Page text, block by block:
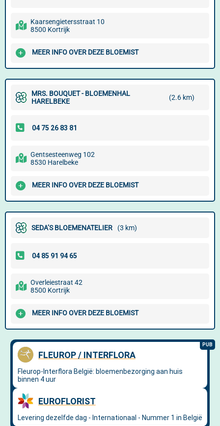
Kaarsengietersstraat 10
8500 Kortrijk
MEER INFO OVER DEZE BLOEMIST
MRS. BOUQUET - BLOEMENHAL
HARELBEKE
(2.6 km)
Gentsesteenweg 102
8530 Harelbeke
MEER INFO OVER DEZE BLOEMIST
SEDA’S BLOEMENATELIER (3 km)
Overleiestraat 42
8500 Kortrijk
MEER INFO OVER DEZE BLOEMIST